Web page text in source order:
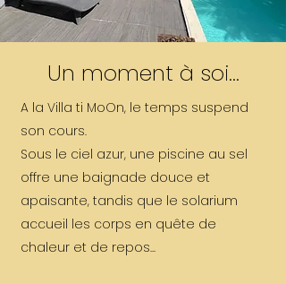
Un moment à soi...
A la Villa ti MoOn, le temps suspend
son cours.
Sous le ciel azur, une piscine au sel
offre une baignade douce et
apaisante, tandis que le solarium
accueil les corps en quête de
chaleur et de repos...